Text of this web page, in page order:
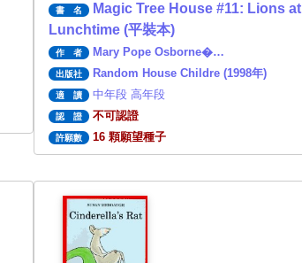
書 名
Magic Tree House #11: Lions at
Lunchtime (平裝本)
作 者 Mary Pope Osborne�…
出版社 Random House Childre (1998年)
適 讀 中年段 高年段
認 證 不可認證
許願數 16 顆願望種子